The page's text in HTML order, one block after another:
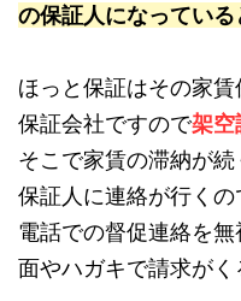
の保証人になってい
ほっと保証はその家
保証会社ですので架空
そこで家賃の滞納が
保証人に連絡が行くの
電話での督促連絡を
面やハガキで請求がく